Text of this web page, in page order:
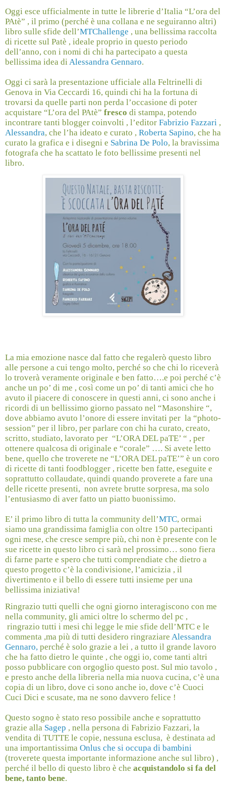
Oggi esce ufficialmente in tutte le librerie d’Italia “L’ora del
PAtè” , il primo (perché è una collana e ne seguiranno altri)
libro sulle sfide dell’MTChallenge , una bellissima raccolta
di ricette sul Patè , ideale proprio in questo periodo
dell’anno, con i nomi di chi ha partecipato a questa
bellissima idea diAlessandra Gennaro.
Oggi ci sarà la presentazione ufficiale alla Feltrinelli di
Genova in Via Ceccardi 16, quindi chi ha la fortuna di
trovarsi da quelle parti non perda l’occasione di poter
acquistare “L’ora del PAtè” fresco di stampa, potendo
incontrare tanti blogger coinvolti , l’editor Fabrizio Fazzari ,
Alessandra, che l’ha ideato e curato , Roberta Sapino, che ha
curato la grafica e i disegni e Sabrina De Polo, la bravissima
fotografa che ha scattato le foto bellissime presenti nel
libro.
La mia emozione nasce dal fatto che regalerò questo libro
alle persone a cui tengo molto, perché so che chi lo riceverà
lo troverà veramente originale e ben fatto….e poi perché c’è
anche un po’ di me , così come un po’ di tanti amici che ho
avuto il piacere di conoscere in questi anni, ci sono anche i
ricordi di un bellissimo giorno passato nel “Masonshire “,
dove abbiamo avuto l’onore di essere invitati per la “photo-
session” per il libro, per parlare con chi ha curato, creato,
scritto, studiato, lavorato per “L’ORA DEL paTE’ “ , per
ottenere qualcosa di originale e “corale” …. Si avete letto
bene, quello che troverete ne “L’ORA DEL paTE’” è un coro
di ricette di tanti foodblogger , ricette ben fatte, eseguite e
soprattutto collaudate, quindi quando proverete a fare una
delle ricette presenti, non avrete brutte sorpresa, ma solo
l’entusiasmo di aver fatto un piatto buonissimo.
E’ il primo libro di tutta la community dell’MTC, ormai
siamo una grandissima famiglia con oltre 150 partecipanti
ogni mese, che cresce sempre più, chi non è presente con le
sue ricette in questo libro ci sarà nel prossimo… sono fiera
di farne parte e spero che tutti comprendiate che dietro a
questo progetto c’è la condivisione, l’amicizia , il
divertimento e il bello di essere tutti insieme per una
bellissima iniziativa!
Ringrazio tutti quelli che ogni giorno interagiscono con me
nella community, gli amici oltre lo schermo del pc ,
ringrazio tutti i mesi chi legge le mie sfide dell’MTC e le
commenta ,ma più di tutti desidero ringraziare Alessandra
Gennaro, perché è solo grazie a lei , a tutto il grande lavoro
che ha fatto dietro le quinte , che oggi io, come tanti altri
posso pubblicare con orgoglio questo post. Sul mio tavolo ,
e presto anche della libreria nella mia nuova cucina, c’è una
copia di un libro, dove ci sono anche io, dove c’è Cuoci
Cuci Dici e scusate, ma ne sono davvero felice !
Questo sogno è stato reso possibile anche e soprattutto
grazie alla Sagep , nella persona di Fabrizio Fazzari, la
vendita di TUTTE le copie, nessuna esclusa, è destinata ad
una importantissima Onlus che si occupa di bambini
(troverete questa importante informazione anche sul libro) ,
perché il bello di questo libro è che acquistandolo si fa del
bene, tanto bene.